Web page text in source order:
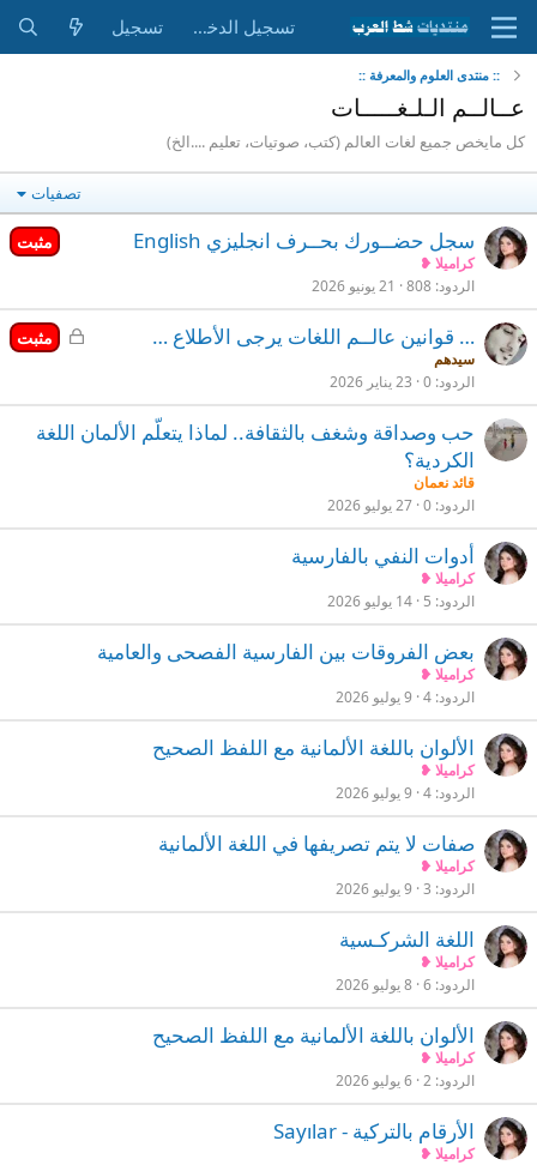
تسجيل الدخول تسجيل
:: منتدى العلوم والمعرفة ::
عــالــم الـلـغـــــات
كل مايخص جميع لغات العالم (كتب، صوتيات، تعليم ....الخ)
تصفيات
مثبت سجل حضــورك بحــرف انجليزي English
كراميلا ❥
الردود 808 21 يونيو 2026
م
ق
مثبت … قوانين عالــم اللغات يرجى الأطلاع …
سيدهم
الردود 0 23 يناير 2026
حب وصداقة وشغف بالثقافة.. لماذا يتعلّم الألمان اللغة
الكردية؟
قائد نعمان
الردود 0 27 يوليو 2026
أدوات النفي بالفارسية
كراميلا ❥
الردود 5 14 يوليو 2026
بعض الفروقات بين الفارسية الفصحى والعامية
كراميلا ❥
الردود 4 9 يوليو 2026
الألوان باللغة الألمانية مع اللفظ الصحيح
كراميلا ❥
الردود 4 9 يوليو 2026
صفات لا يتم تصريفها في اللغة الألمانية
كراميلا ❥
الردود 3 9 يوليو 2026
اللغة الشركـسية
كراميلا ❥
الردود 6 8 يوليو 2026
الألوان باللغة الألمانية مع اللفظ الصحيح
كراميلا ❥
الردود 2 6 يوليو 2026
‏الأرقام بالتركية - Sayılar
كراميلا ❥